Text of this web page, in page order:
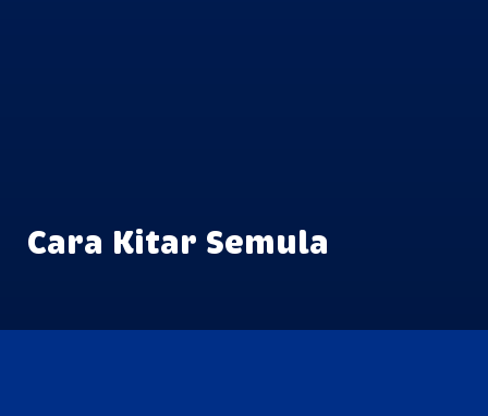
Cara Kitar Semula